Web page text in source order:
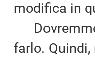
modifica in
farlo. Quindi,